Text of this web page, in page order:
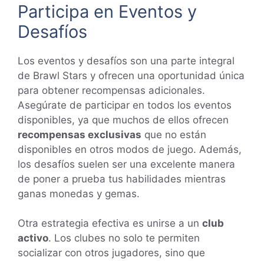
Participa en Eventos y
Desafíos
Los eventos y desafíos son una parte integral
de Brawl Stars y ofrecen una oportunidad única
para obtener recompensas adicionales.
Asegúrate de participar en todos los eventos
disponibles, ya que muchos de ellos ofrecen
recompensas exclusivas que no están
disponibles en otros modos de juego. Además,
los desafíos suelen ser una excelente manera
de poner a prueba tus habilidades mientras
ganas monedas y gemas.
Otra estrategia efectiva es unirse a un club
activo. Los clubes no solo te permiten
socializar con otros jugadores, sino que